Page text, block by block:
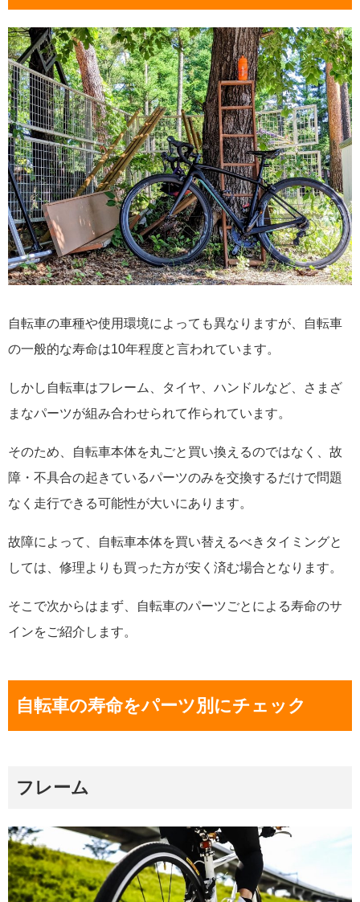
自転車の車種や使用環境によっても異なりますが、自転車
の一般的な寿命は10年程度と言われています。
しかし自転車はフレーム、タイヤ、ハンドルなど、さまざ
まなパーツが組み合わせられて作られています。
そのため、自転車本体を丸ごと買い換えるのではなく、故
障・不具合の起きているパーツのみを交換するだけで問題
なく走行できる可能性が大いにあります。
故障によって、自転車本体を買い替えるべきタイミングと
しては、修理よりも買った方が安く済む場合となります。
そこで次からはまず、自転車のパーツごとによる寿命のサ
インをご紹介します。
自転車の寿命をパーツ別にチェック
フレーム